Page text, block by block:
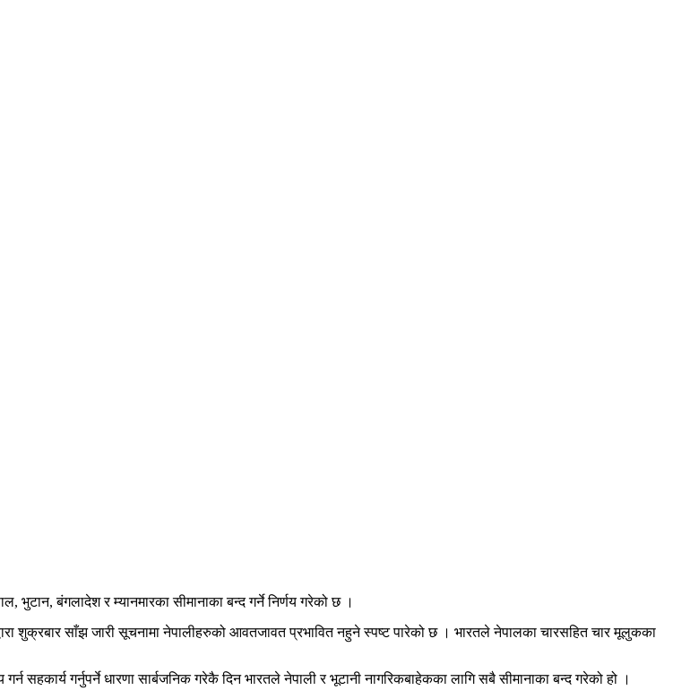
भुटान, बंगलादेश र म्यानमारका सीमानाका बन्द गर्ने निर्णय गरेको छ ।
शुक्रबार साँझ जारी सूचनामा नेपालीहरुको आवतजावत प्रभावित नहुने स्पष्ट पारेको छ । भारतले नेपालका चारसहित चार मूलुकका
सहकार्य गर्नुपर्ने धारणा सार्बजनिक गरेकै दिन भारतले नेपाली र भूटानी नागरिकबाहेकका लागि सबै सीमानाका बन्द गरेको हो ।